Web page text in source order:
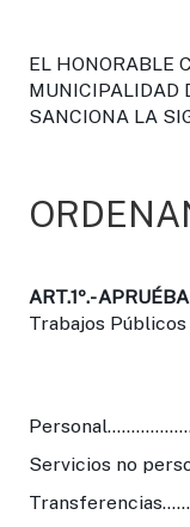
EL HONORABLE
MUNICIPALIDAD
SANCIONA LA
ART.1º.-
Trabajos
Servicios no